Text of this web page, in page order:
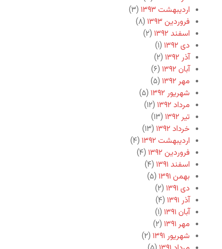
اردیبهشت ۱۳۹۳
(۳)
فروردین ۱۳۹۳
(۸)
اسفند ۱۳۹۲
(۲)
دی ۱۳۹۲
(۱)
آذر ۱۳۹۲
(۲)
آبان ۱۳۹۲
(۶)
مهر ۱۳۹۲
(۵)
شهریور ۱۳۹۲
(۵)
مرداد ۱۳۹۲
(۱۲)
تیر ۱۳۹۲
(۱۳)
خرداد ۱۳۹۲
(۱۳)
اردیبهشت ۱۳۹۲
(۴)
فروردین ۱۳۹۲
(۴)
اسفند ۱۳۹۱
(۴)
بهمن ۱۳۹۱
(۵)
دی ۱۳۹۱
(۲)
آذر ۱۳۹۱
(۴)
آبان ۱۳۹۱
(۱)
مهر ۱۳۹۱
(۲)
شهریور ۱۳۹۱
(۲)